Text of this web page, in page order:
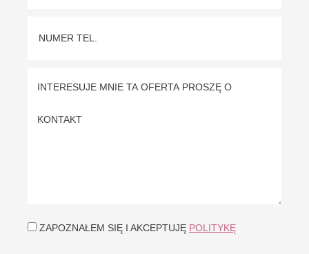
ZAPOZNAŁEM SIĘ I AKCEPTUJĘ POLITYKĘ